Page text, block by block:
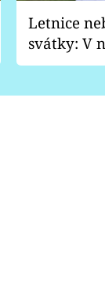
Letnice
svátky: V
pondělí